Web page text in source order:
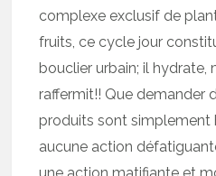
complexe exclusif de
fruits, ce cycle jour
bouclier urbain; il hydrate,
raffermit!! Que demander
produits sont simplement
aucune action